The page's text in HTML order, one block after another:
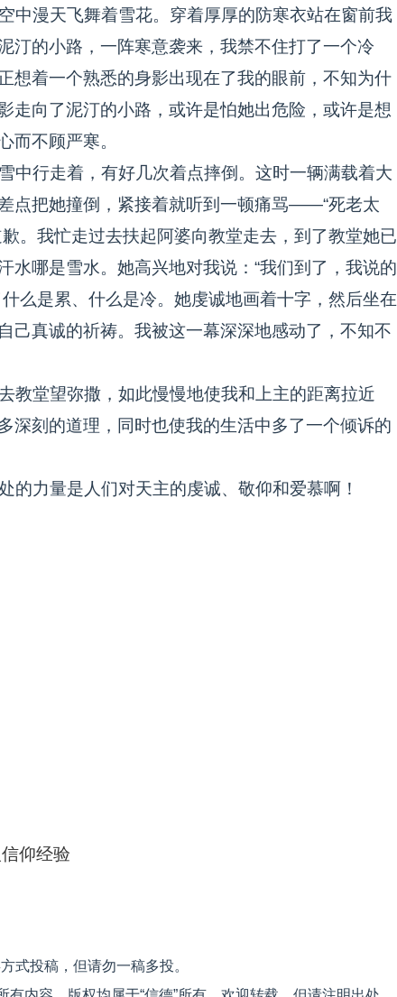
中漫天飞舞着雪花。穿着厚厚的防寒衣站在窗前我
汀的小路，一阵寒意袭来，我禁不住打了一个冷
想着一个熟悉的身影出现在了我的眼前，不知为什
走向了泥汀的小路，或许是怕她出危险，或许是想
而不顾严寒。
中行走着，有好几次着点摔倒。这时一辆满载着大
点把她撞倒，紧接着就听到一顿痛骂——“死老太
。我忙走过去扶起阿婆向教堂走去，到了教堂她已
水哪是雪水。她高兴地对我说：“我们到了，我说的
么是累、什么是冷。她虔诚地画着十字，然后坐在
己真诚的祈祷。我被这一幕深深地感动了，不知不
教堂望弥撒，如此慢慢地使我和上主的距离拉近
深刻的道理，同时也使我的生活中多了一个倾诉的
力量是人们对天主的虔诚、敬仰和爱慕啊！
仰经验
式投稿，但请勿一稿多投。